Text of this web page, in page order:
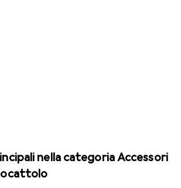
nella categoria Accessori